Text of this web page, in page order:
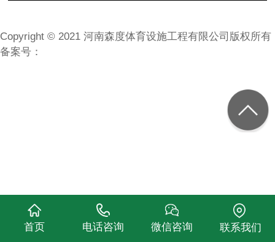
Copyright © 2021 河南森度体育设施工程有限公司版权所有
备案号：
首页 电话咨询 微信咨询 联系我们